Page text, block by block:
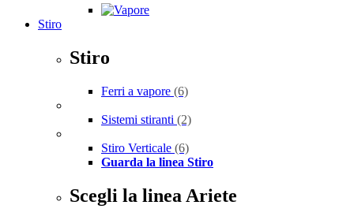
Stiro
Stiro
Ferri a vapore (6)
Sistemi stiranti (2)
Stiro Verticale (6)
Guarda la linea Stiro
Scegli la linea Ariete